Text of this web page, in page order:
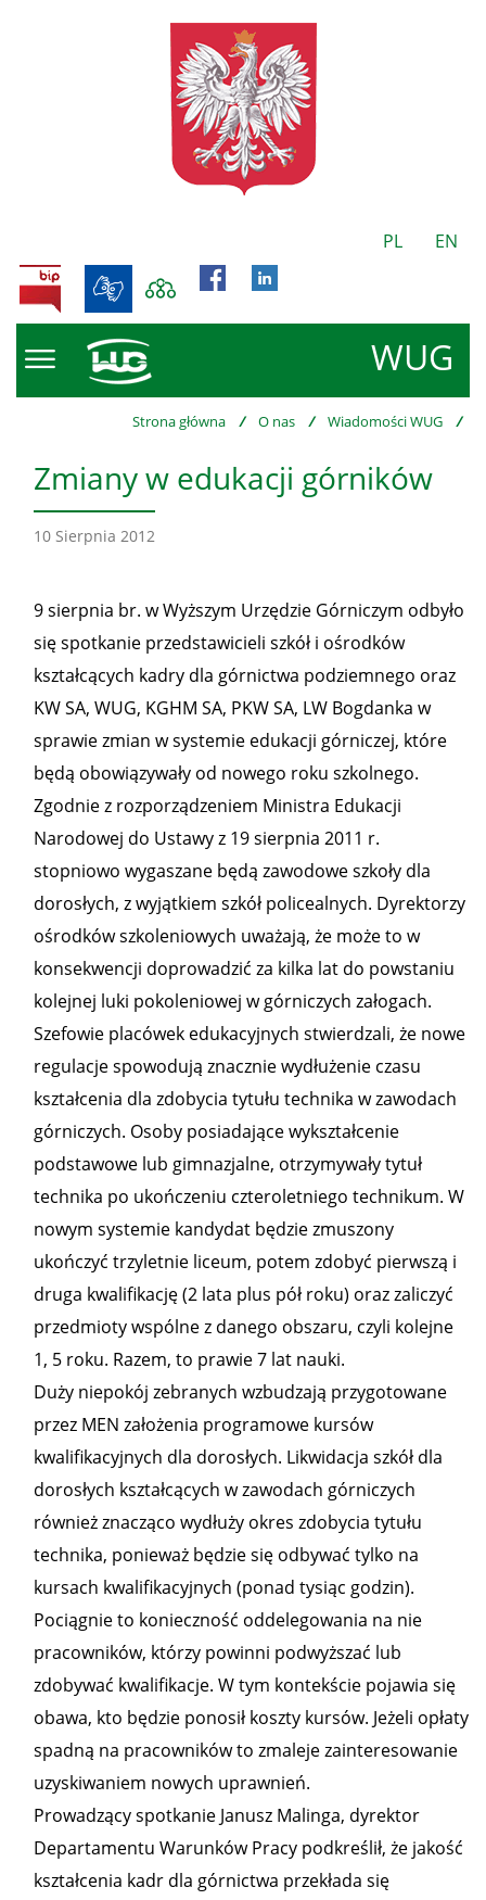
PL EN
WUG
BIP
Strona główna / O nas / Wiadomości WUG /
Zmiany w edukacji górników
10 Sierpnia 2012
9 sierpnia br. w Wyższym Urzędzie Górniczym odbyło
się spotkanie przedstawicieli szkół i ośrodków
kształcących kadry dla górnictwa podziemnego oraz
KW SA, WUG, KGHM SA, PKW SA, LW Bogdanka w
sprawie zmian w systemie edukacji górniczej, które
będą obowiązywały od nowego roku szkolnego.
Zgodnie z rozporządzeniem Ministra Edukacji
Narodowej do Ustawy z 19 sierpnia 2011 r.
stopniowo wygaszane będą zawodowe szkoły dla
dorosłych, z wyjątkiem szkół policealnych. Dyrektorzy
ośrodków szkoleniowych uważają, że może to w
konsekwencji doprowadzić za kilka lat do powstaniu
kolejnej luki pokoleniowej w górniczych załogach.
Szefowie placówek edukacyjnych stwierdzali, że nowe
regulacje spowodują znacznie wydłużenie czasu
kształcenia dla zdobycia tytułu technika w zawodach
górniczych. Osoby posiadające wykształcenie
podstawowe lub gimnazjalne, otrzymywały tytuł
technika po ukończeniu czteroletniego technikum. W
nowym systemie kandydat będzie zmuszony
ukończyć trzyletnie liceum, potem zdobyć pierwszą i
druga kwalifikację (2 lata plus pół roku) oraz zaliczyć
przedmioty wspólne z danego obszaru, czyli kolejne
1, 5 roku. Razem, to prawie 7 lat nauki.
Duży niepokój zebranych wzbudzają przygotowane
przez MEN założenia programowe kursów
kwalifikacyjnych dla dorosłych. Likwidacja szkół dla
dorosłych kształcących w zawodach górniczych
również znacząco wydłuży okres zdobycia tytułu
technika, ponieważ będzie się odbywać tylko na
kursach kwalifikacyjnych (ponad tysiąc godzin).
Pociągnie to konieczność oddelegowania na nie
pracowników, którzy powinni podwyższać lub
zdobywać kwalifikacje. W tym kontekście pojawia się
obawa, kto będzie ponosił koszty kursów. Jeżeli opłaty
spadną na pracowników to zmaleje zainteresowanie
uzyskiwaniem nowych uprawnień.
Prowadzący spotkanie Janusz Malinga, dyrektor
Departamentu Warunków Pracy podkreślił, że jakość
kształcenia kadr dla górnictwa przekłada się